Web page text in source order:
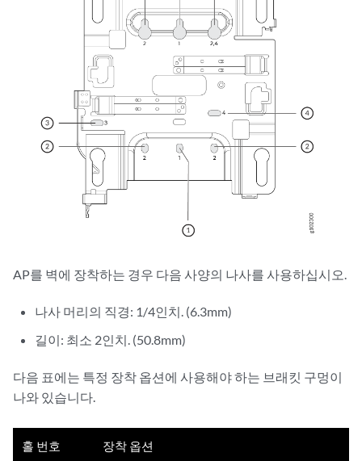
AP를 벽에 장착하는 경우 다음 사양의 나사를 사용하십시오.
나사 머리의 직경: 1/4인치. (6.3mm)
길이: 최소 2인치. (50.8mm)
다음 표에는 특정 장착 옵션에 사용해야 하는 브래킷 구멍이
나와 있습니다.
홀 번호 장착 옵션